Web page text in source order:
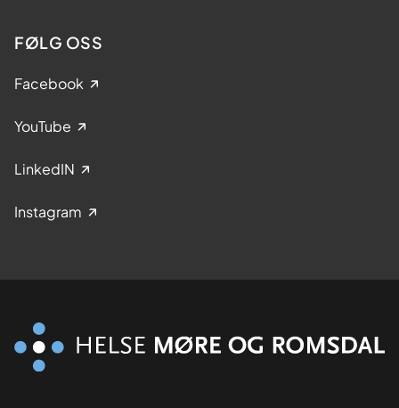
FØLG OSS
Facebook
YouTube
LinkedIN
Instagram